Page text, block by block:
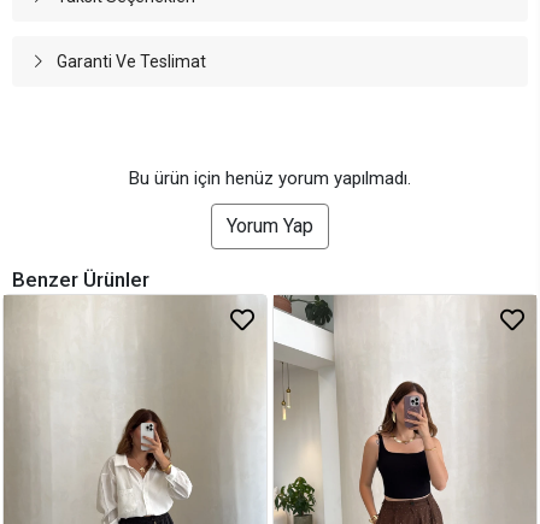
Garanti Ve Teslimat
Bu ürün için henüz yorum yapılmadı.
Yorum Yap
Benzer Ürünler